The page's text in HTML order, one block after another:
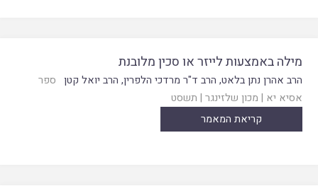
מילה באמצעות לייזר או סכין מלובנת
הרב אהרן נתן בלאט, הרב ד"ר מרדכי הלפרין, הרב יואל קטן ספר
אסיא יא | מכון שלזינגר | תשסט
קריאת המאמר